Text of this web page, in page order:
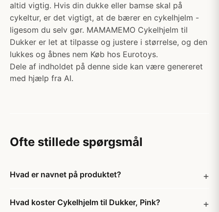
altid vigtig. Hvis din dukke eller bamse skal på
cykeltur, er det vigtigt, at de bærer en cykelhjelm -
ligesom du selv gør. MAMAMEMO Cykelhjelm til
Dukker er let at tilpasse og justere i størrelse, og den
lukkes og åbnes nem Køb hos Eurotoys.
Dele af indholdet på denne side kan være genereret
med hjælp fra AI.
Ofte stillede spørgsmål
Hvad er navnet på produktet?
Hvad koster Cykelhjelm til Dukker, Pink?